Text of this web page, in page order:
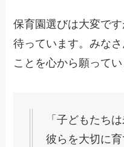
保育園選びは大変で
待っています。みな
ことを心から願ってい
「子どもたち
彼らを大切に